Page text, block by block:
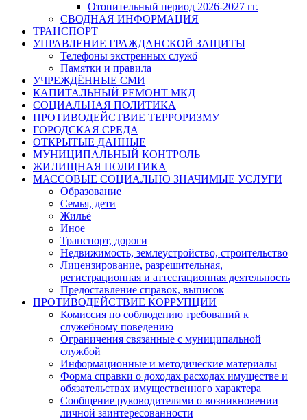
Отопительный период 2026-2027 гг.
СВОДНАЯ ИНФОРМАЦИЯ
ТРАНСПОРТ
УПРАВЛЕНИЕ ГРАЖДАНСКОЙ ЗАЩИТЫ
Телефоны экстренных служб
Памятки и правила
УЧРЕЖДЁННЫЕ СМИ
КАПИТАЛЬНЫЙ РЕМОНТ МКД
СОЦИАЛЬНАЯ ПОЛИТИКА
ПРОТИВОДЕЙСТВИЕ ТЕРРОРИЗМУ
ГОРОДСКАЯ СРЕДА
ОТКРЫТЫЕ ДАННЫЕ
МУНИЦИПАЛЬНЫЙ КОНТРОЛЬ
ЖИЛИЩНАЯ ПОЛИТИКА
МАССОВЫЕ СОЦИАЛЬНО ЗНАЧИМЫЕ УСЛУГИ
Образование
Семья, дети
Жильё
Иное
Транспорт, дороги
Недвижимость, землеустройство, строительство
Лицензирование, разрешительная,
регистрационная и аттестационная деятельность
Предоставление справок, выписок
ПРОТИВОДЕЙСТВИЕ КОРРУПЦИИ
Комиссия по соблюдению требований к
служебному поведению
Ограничения связанные с муниципальной
службой
Информационные и методические материалы
Форма справки о доходах расходах имуществе и
обязательствах имущественного характера
Сообщение руководителями о возникновении
личной заинтересованности